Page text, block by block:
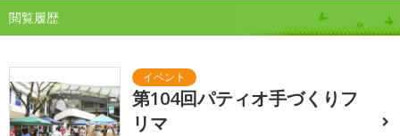
閲覧履歴
第104回パティオ手づくりフ
リマ